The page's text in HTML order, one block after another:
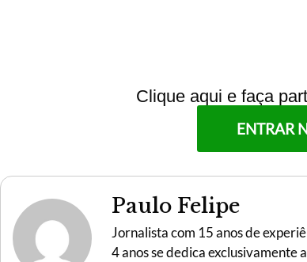
Clique aqui e faça
ENTRAR
Paulo Felipe
Jornalista com 15 anos de
4 anos se dedica exclusivamente